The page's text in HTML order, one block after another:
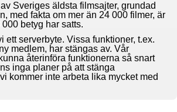
Sveriges äldsta filmsajter, grundad
med fakta om mer än 24 000 filmer, är
betyg har satts.
ett serverbyte. Vissa funktioner, t.ex.
medlem, har stängas av. Vår
återinföra funktionerna så snart
inga planer på att stänga
kommer inte arbeta lika mycket med